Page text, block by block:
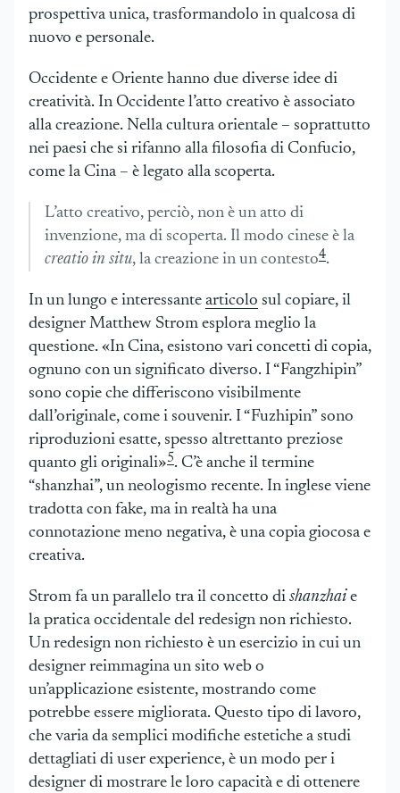
prospettiva unica, trasformandolo in qualcosa di
nuovo e personale.
Occidente e Oriente hanno due diverse idee di
creatività. In Occidente l’atto creativo è associato
alla creazione. Nella cultura orientale – soprattutto
nei paesi che si rifanno alla filosofia di Confucio,
come la Cina – è legato alla scoperta.
L’atto creativo, perciò, non è un atto di
invenzione, ma di scoperta. Il modo cinese è la
creatio in situ, la creazione in un contesto4.
In un lungo e interessante articolo sul copiare, il
designer Matthew Strom esplora meglio la
questione. «In Cina, esistono vari concetti di copia,
ognuno con un significato diverso. I “Fangzhipin”
sono copie che differiscono visibilmente
dall’originale, come i souvenir. I “Fuzhipin” sono
riproduzioni esatte, spesso altrettanto preziose
quanto gli originali»5. C’è anche il termine
“shanzhai”, un neologismo recente. In inglese viene
tradotta con fake, ma in realtà ha una
connotazione meno negativa, è una copia giocosa e
creativa.
Strom fa un parallelo tra il concetto di shanzhai e
la pratica occidentale del redesign non richiesto.
Un redesign non richiesto è un esercizio in cui un
designer reimmagina un sito web o
un’applicazione esistente, mostrando come
potrebbe essere migliorata. Questo tipo di lavoro,
che varia da semplici modifiche estetiche a studi
dettagliati di user experience, è un modo per i
designer di mostrare le loro capacità e di ottenere